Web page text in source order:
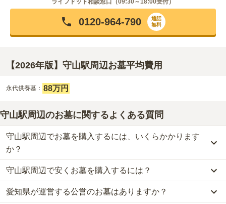
ライフドット相談窓口（09:30～18:00受付）
0120-964-790
通話
無料
【2026年版】守山駅周辺お墓平均費用
永代供養墓： 88万円
守山駅周辺のお墓に関するよくある質問
守山駅周辺でお墓を購入するには、いくらかかります
か？
守山駅周辺での購入費用の目安は、永代供養墓が約88万円
です。
樹木葬・納骨堂・永代供養墓は、基本的に墓石代がかからず、永代
使用料のみかかります。
守山駅周辺で安くお墓を購入するには？
守山駅周辺で一番安価なお墓は、名古屋守山霊園 浄土院
永代供養
愛知県が運営する公営のお墓はありますか？